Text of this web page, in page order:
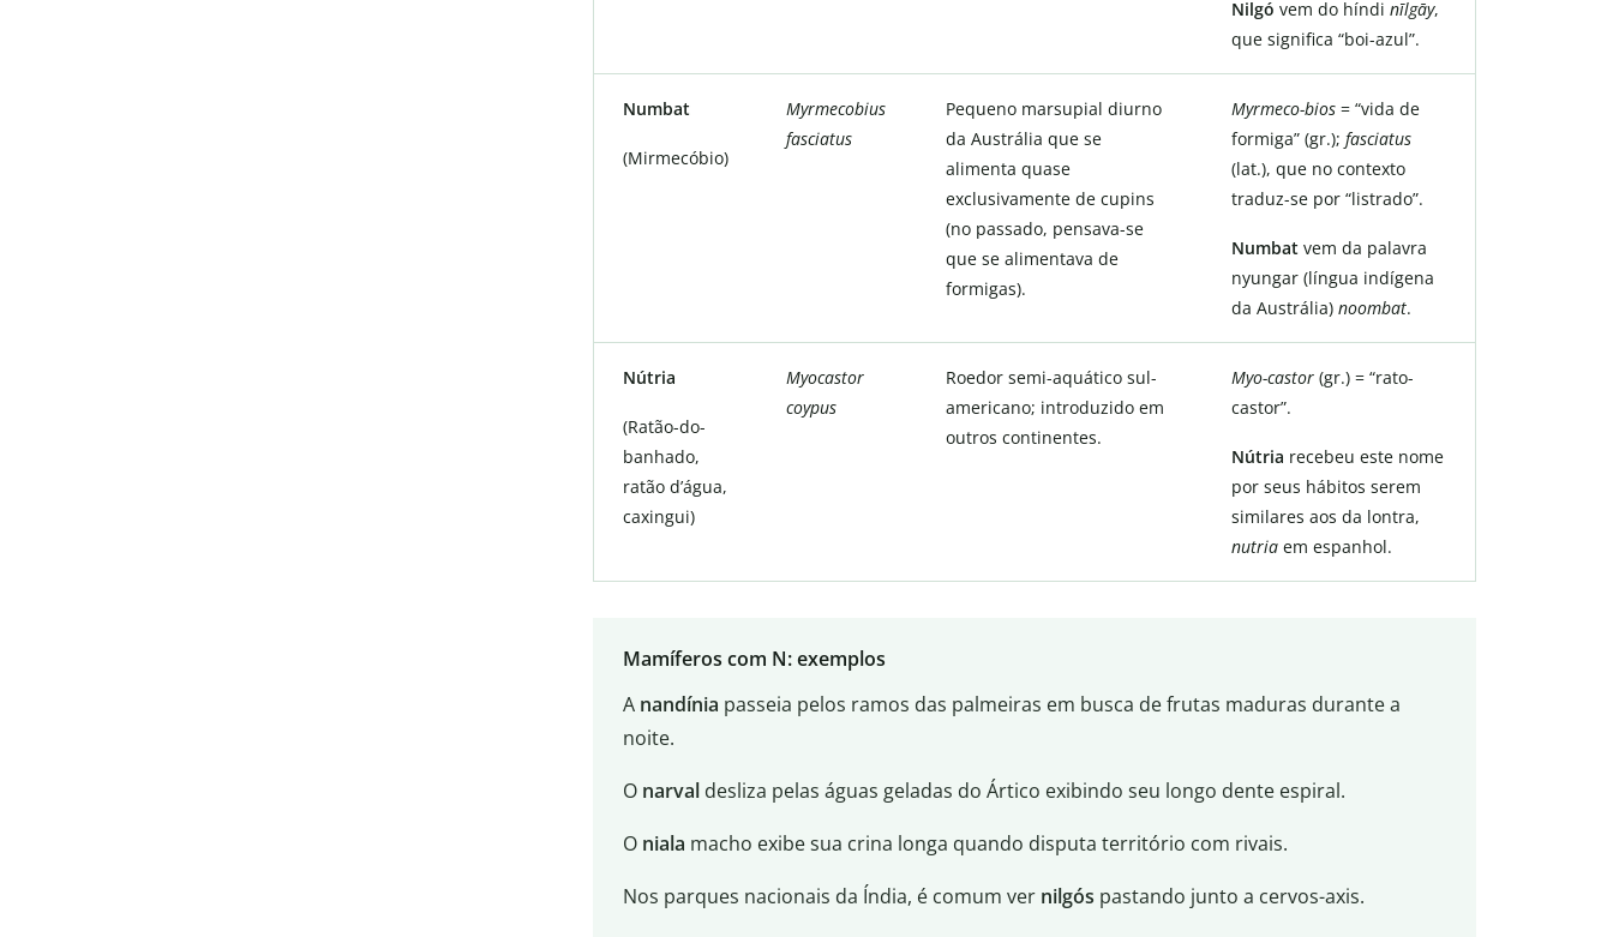
Nilgó vem do híndi nīlgāy,
que significa “boi-azul”.
Numbat
(Mirmecóbio)
Myrmecobius
fasciatus
Pequeno marsupial diurno
da Austrália que se
alimenta quase
exclusivamente de cupins
(no passado, pensava-se
que se alimentava de
formigas).
Myrmeco-bios = “vida de
formiga” (gr.); fasciatus
(lat.), que no contexto
traduz-se por “listrado”.
Numbat vem da palavra
nyungar (língua indígena
da Austrália) noombat.
Nútria
(Ratão-do-
banhado,
ratão d’água,
caxingui)
Myocastor
coypus
Roedor semi-aquático sul-
americano; introduzido em
outros continentes.
Myo-castor (gr.) = “rato-
castor”.
Nútria recebeu este nome
por seus hábitos serem
similares aos da lontra,
nutria em espanhol.
Mamíferos com N: exemplos
A nandínia passeia pelos ramos das palmeiras em busca de frutas maduras durante a
noite.
O narvaldesliza pelas águas geladas do Ártico exibindo seu longo dente espiral.
O niala macho exibe sua crina longa quando disputa território com rivais.
Nos parques nacionais da Índia, é comum ver nilgós pastando junto a cervos-axis.